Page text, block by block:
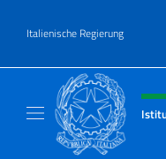
Italienische Regierung
Header-Site,